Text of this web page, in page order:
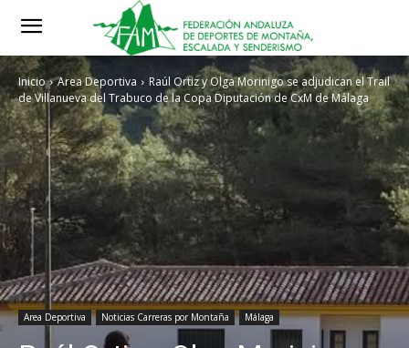
Inicio Area Deportiva
Raúl Ortiz y Olga Morinigo se adjudican el Trail
de Villanueva del Trabuco de la Copa Diputación de CxM de Málaga
Area Deportiva Noticias Carreras por Montaña Málaga